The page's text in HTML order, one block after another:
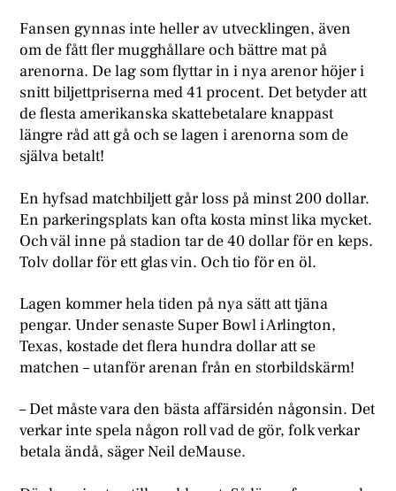
Fansen gynnas inte heller av utvecklingen, även
om de fått fler mugghållare och bättre mat på
arenorna. De lag som flyttar in i nya arenor höjer i
snitt biljettpriserna med 41 procent. Det betyder att
de flesta amerikanska skattebetalare knappast
längre råd att gå och se lagen i arenorna som de
själva betalt!
En hyfsad matchbiljett går loss på minst 200 dollar.
En parkeringsplats kan ofta kosta minst lika mycket.
Och väl inne på stadion tar de 40 dollar för en keps.
Tolv dollar för ett glas vin. Och tio för en öl.
Lagen kommer hela tiden på nya sätt att tjäna
pengar. Under senaste Super Bowl i Arlington,
Texas, kostade det flera hundra dollar att se
matchen – utanför arenan från en storbildskärm!
– Det måste vara den bästa affärsidén någonsin. Det
verkar inte spela någon roll vad de gör, folk verkar
betala ändå, säger Neil deMause.